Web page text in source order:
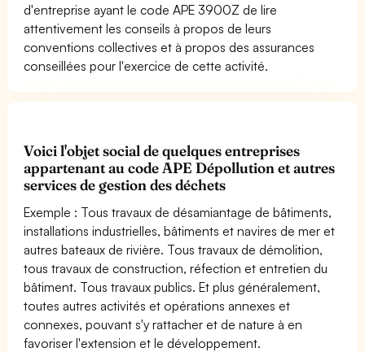
d'entreprise ayant le code APE 3900Z de lire
attentivement les conseils à propos de leurs
conventions collectives et à propos des assurances
conseillées pour l'exercice de cette activité.
Voici l'objet social de quelques entreprises
appartenant au code APE Dépollution et autres
services de gestion des déchets
Exemple : Tous travaux de désamiantage de bâtiments,
installations industrielles, bâtiments et navires de mer et
autres bateaux de rivière. Tous travaux de démolition,
tous travaux de construction, réfection et entretien du
bâtiment. Tous travaux publics. Et plus généralement,
toutes autres activités et opérations annexes et
connexes, pouvant s'y rattacher et de nature à en
favoriser l'extension et le développement.